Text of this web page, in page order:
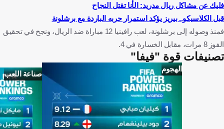
فليك عن مشاكل ريال مدريد: الأنا تقتل النجاح
قبل الكلاسيكو.. بيريز يؤكد استمرار حربه الباردة مع برشلونة
فمنذ وصوله إلى برشلونة، لعب رافينيا 12 مباراة ضد الريال، ونجح في تحقيق
الفوز 8 مرات، مقابل الخسارة في 4.
تصنيفات قوة "فيفا"
الهجوم
صناعة اللعب